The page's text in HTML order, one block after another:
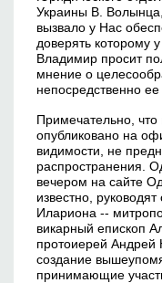
Украины В.
вызвало у Нас
доверять которому
Владимир просит
мнение о
непосредственно ее
Примечательно,
опубликовано на
видимости, не
распространения.
вечером на сайте
известно,
Илариона --
викарный епископ
протоиерей Андрей
создание
принимающие